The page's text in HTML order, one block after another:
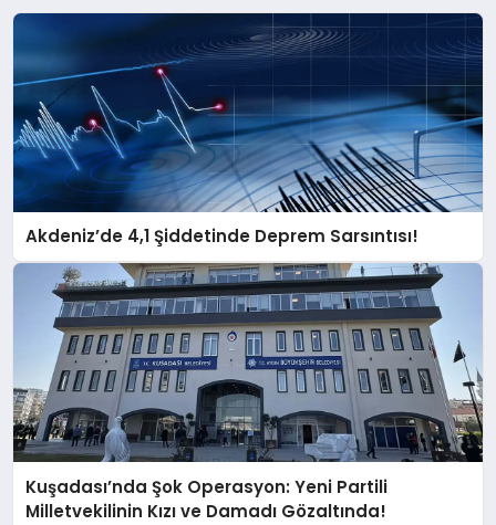
Akdeniz’de 4,1 Şiddetinde Deprem Sarsıntısı!
Kuşadası’nda Şok Operasyon: Yeni Partili
Milletvekilinin Kızı ve Damadı Gözaltında!